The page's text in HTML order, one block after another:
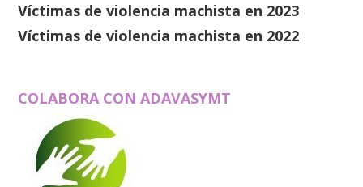
Víctimas de violencia machista en 2023
Víctimas de violencia machista en 2022
COLABORA CON ADAVASYMT